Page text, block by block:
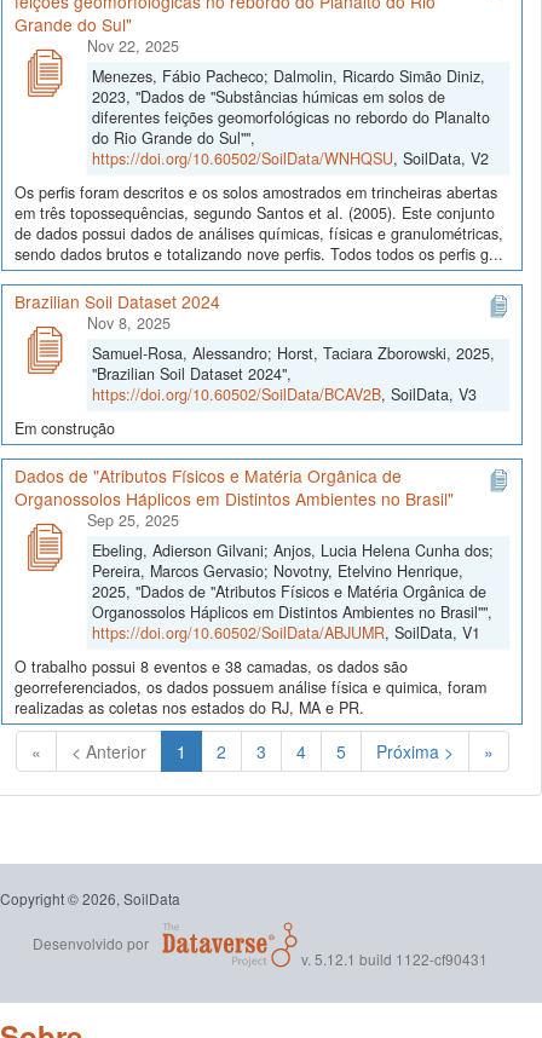
Grande do Sul"
Nov 22, 2025
Menezes, Fábio Pacheco; Dalmolin, Ricardo Simão Diniz,
2023, "Dados de "Substâncias húmicas em solos de
diferentes feições geomorfológicas no rebordo do Planalto
do Rio Grande do Sul"",
https://doi.org/10.60502/SoilData/WNHQSU, SoilData, V2
Os perfis foram descritos e os solos amostrados em trincheiras abertas
em três topossequências, segundo Santos et al. (2005). Este conjunto
de dados possui dados de análises químicas, físicas e granulométricas,
sendo dados brutos e totalizando nove perfis. Todos todos os perfis g...
Brazilian Soil Dataset 2024
Nov 8, 2025
Samuel-Rosa, Alessandro; Horst, Taciara Zborowski, 2025,
"Brazilian Soil Dataset 2024",
https://doi.org/10.60502/SoilData/BCAV2B, SoilData, V3
Em construção
Dados de "Atributos Físicos e Matéria Orgânica de
Organossolos Háplicos em Distintos Ambientes no Brasil"
Sep 25, 2025
Ebeling, Adierson Gilvani; Anjos, Lucia Helena Cunha dos;
Pereira, Marcos Gervasio; Novotny, Etelvino Henrique,
2025, "Dados de "Atributos Físicos e Matéria Orgânica de
Organossolos Háplicos em Distintos Ambientes no Brasil"",
https://doi.org/10.60502/SoilData/ABJUMR, SoilData, V1
O trabalho possui 8 eventos e 38 camadas, os dados são
georreferenciados, os dados possuem análise física e quimica, foram
realizadas as coletas nos estados do RJ, MA e PR.
« < Anterior 1 (Atual)
2 3 4 5 Próxima > »
Copyright © 2026, SoilData
Desenvolvido por
v. 5.12.1 build 1122-cf90431